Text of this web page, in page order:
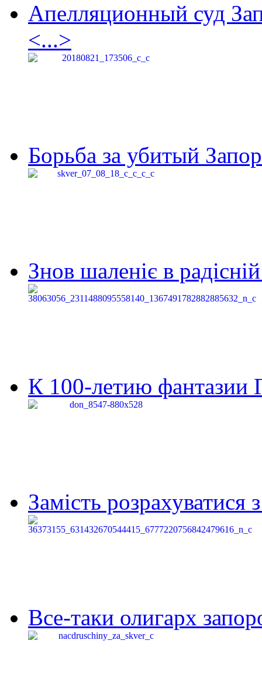
Апелляционный суд
<...>
Борьба за убитый
Знов шаленіє в
К 100-летию фантазии
Замість
Все-таки олигарх